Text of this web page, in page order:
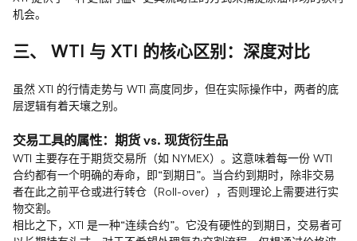
机会。
三、 WTI 与 XTI 的核心区别：深度对比
虽然 XTI 的行情走势与 WTI 高度同步，但在实际操作中，两者的底
层逻辑有着天壤之别。
交易工具的属性：期货 vs. 现货衍生品
WTI 主要存在于期货交易所（如 NYMEX）。这意味着每一份 WTI
合约都有一个明确的寿命，即“到期日”。当合约到期时，除非交易
者在此之前平仓或进行转仓（Roll-over），否则理论上需要进行实
物交割。
相比之下，XTI 是一种“连续合约”。它没有硬性的到期日，交易者可